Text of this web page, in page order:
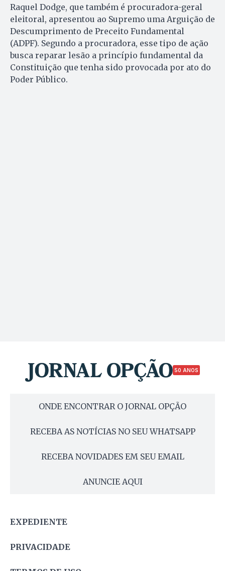
Raquel Dodge, que também é procuradora-geral
eleitoral, apresentou ao Supremo uma Arguição de
Descumprimento de Preceito Fundamental
(ADPF). Segundo a procuradora, esse tipo de ação
busca reparar lesão a princípio fundamental da
Constituição que tenha sido provocada por ato do
Poder Público.
50 ANOS
ONDE ENCONTRAR O JORNAL OPÇÃO
RECEBA AS NOTÍCIAS NO SEU WHATSAPP
RECEBA NOVIDADES EM SEU EMAIL
ANUNCIE AQUI
EXPEDIENTE
PRIVACIDADE